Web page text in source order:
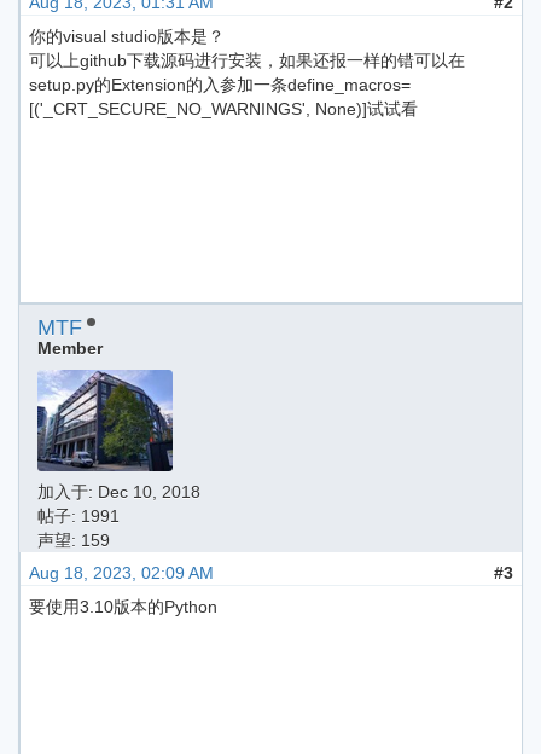
你的visual studio版本是？
可以上github下载源码进行安装，如果还报一样的错可以在
setup.py的Extension的入参加一条define_macros=
[('_CRT_SECURE_NO_WARNINGS', None)]试试看
MTF
Member
加入于: Dec 10, 2018
帖子: 1991
声望: 159
Aug 18, 2023, 02:09 AM
#3
要使用3.10版本的Python